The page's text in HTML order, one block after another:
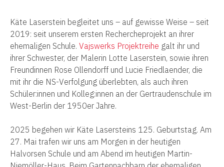
Käte Laserstein begleitet uns – auf gewisse Weise – seit
2019: seit unserem ersten Rechercheprojekt an ihrer
ehemaligen Schule. Vajswerks Projektreihe galt ihr und
ihrer Schwester, der Malerin Lotte Laserstein, sowie ihren
Freundinnen Rose Ollendorff und Lucie Friedlaender, die
mit ihr die NS-Verfolgung überlebten, als auch ihren
Schüler:innen und Kolleg:innen an der Gertraudenschule im
West-Berlin der 1950er Jahre.
2025 begehen wir Käte Lasersteins 125. Geburtstag. Am
27. Mai trafen wir uns am Morgen in der heutigen
Halvorsen Schule und am Abend im heutigen Martin-